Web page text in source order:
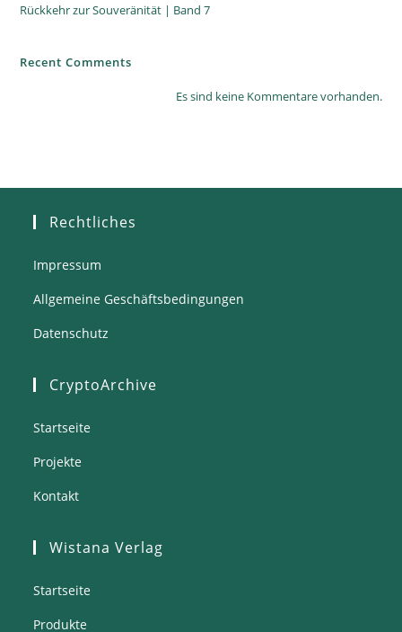
Rückkehr zur Souveränität | Band 7
Recent Comments
Es sind keine Kommentare vorhanden.
Rechtliches
Impressum
Allgemeine Geschäftsbedingungen
Datenschutz
CryptoArchive
Startseite
Projekte
Kontakt
Wistana Verlag
Startseite
Produkte